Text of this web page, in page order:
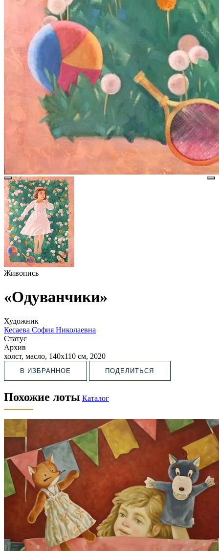
Живопись
«Одуванчики»
Художник
Кесаева София Николаевна
Статус
Архив
холст, масло, 140х110 см, 2020
В ИЗБРАННОЕ ПОДЕЛИТЬСЯ
Похожие лоты Каталог